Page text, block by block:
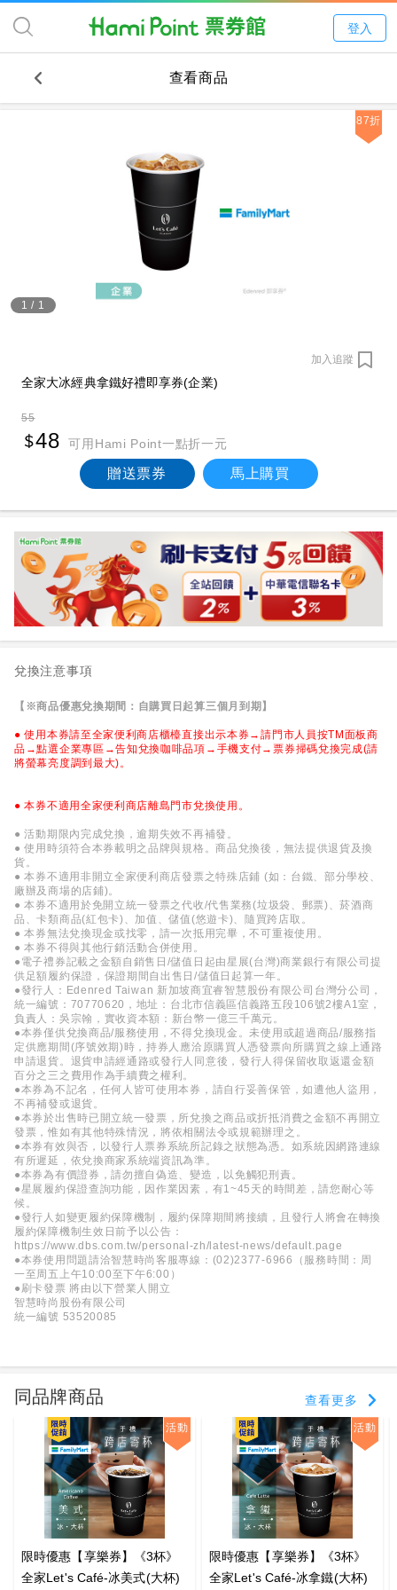
登入
查看商品
1 / 1
87折
加入追蹤
全家大冰經典拿鐵好禮即享券(企業)
55
48 可用Hami Point一點折一元
贈送票券 馬上購買
兌換注意事項
【※商品優惠兌換期間：自購買日起算三個月到期】
● 使用本券請至全家便利商店櫃檯直接出示本券→請門市人員按TM面板商
品→點選企業專區→告知兌換咖啡品項→手機支付→票券掃碼兌換完成(請
將螢幕亮度調到最大)。
● 本券不適用全家便利商店離島門市兌換使用。
● 活動期限內完成兌換，逾期失效不再補發。
● 使用時須符合本券載明之品牌與規格。商品兌換後，無法提供退貨及換
貨。
● 本券不適用非開立全家便利商店發票之特殊店鋪 (如：台鐵、部分學校、
廠辦及商場的店鋪)。
● 本券不適用於免開立統一發票之代收/代售業務(垃圾袋、郵票)、菸酒商
品、卡類商品(紅包卡)、加值、儲值(悠遊卡)、隨買跨店取。
● 本券無法兌換現金或找零，請一次抵用完畢，不可重複使用。
● 本券不得與其他行銷活動合併使用。
●電子禮券記載之金額自銷售日/儲值日起由星展(台灣)商業銀行有限公司提
供足額履約保證，保證期間自出售日/儲值日起算一年。
●發行人：Edenred Taiwan 新加坡商宜睿智慧股份有限公司台灣分公司，
統一編號：70770620，地址：台北市信義區信義路五段106號2樓A1室，
負責人：吳宗翰，實收資本額：新台幣一億三千萬元。
●本券僅供兌換商品/服務使用，不得兌換現金。未使用或超過商品/服務指
定供應期間(序號效期)時，持券人應洽原購買人憑發票向所購買之線上通路
申請退貨。退貨申請經通路或發行人同意後，發行人得保留收取返還金額
百分之三之費用作為手續費之權利。
●本券為不記名，任何人皆可使用本券，請自行妥善保管，如遭他人盜用，
不再補發或退貨。
●本券於出售時已開立統一發票，所兌換之商品或折抵消費之金額不再開立
發票，惟如有其他特殊情況，將依相關法令或規範辦理之。
●本券有效與否，以發行人票券系統所記錄之狀態為憑。如系統因網路連線
有所遲延，依兌換商家系統端資訊為準。
●本券為有價證券，請勿擅自偽造、變造，以免觸犯刑責。
●星展履約保證查詢功能，因作業因素，有1~45天的時間差，請您耐心等
候。
●發行人如變更履約保障機制，履約保障期間將接續，且發行人將會在轉換
履約保障機制生效日前予以公告：
https://www.dbs.com.tw/personal-zh/latest-news/default.page
●本券使用問題請洽智慧時尚客服專線：(02)2377-6966（服務時間：周
一至周五上午10:00至下午6:00）
●刷卡發票 將由以下營業人開立
智慧時尚股份有限公司
統一編號 53520085
同品牌商品 查看更多
活動
限時優惠【享樂券】《3杯》
全家Let's Café-冰美式(大杯)
活動
限時優惠【享樂券】《3杯》
全家Let's Café-冰拿鐵(大杯)